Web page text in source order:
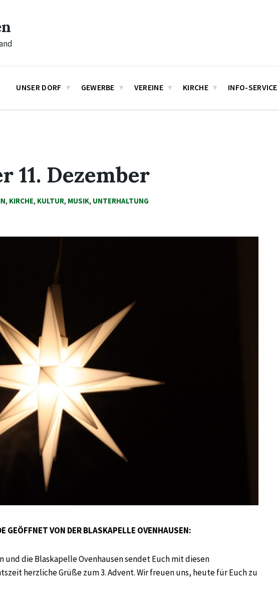
UNSER DORF GEWERBE VEREINE KIRCHE INFO-SERVICE
11. Dezember
, KIRCHE, KULTUR, MUSIK, UNTERHALTUNG
GEÖFFNET VON DER BLASKAPELLE OVENHAUSEN:
und die Blaskapelle Ovenhausen sendet Euch mit diesen
herzliche Grüße zum 3. Advent. Wir freuen uns, heute für Euch zu